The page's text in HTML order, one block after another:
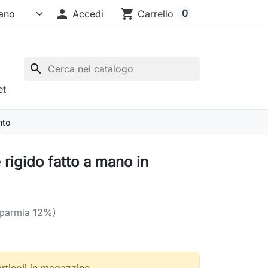
 Accedi shopping_cart Carrello 0
search
rigido fatto a mano in
12%)